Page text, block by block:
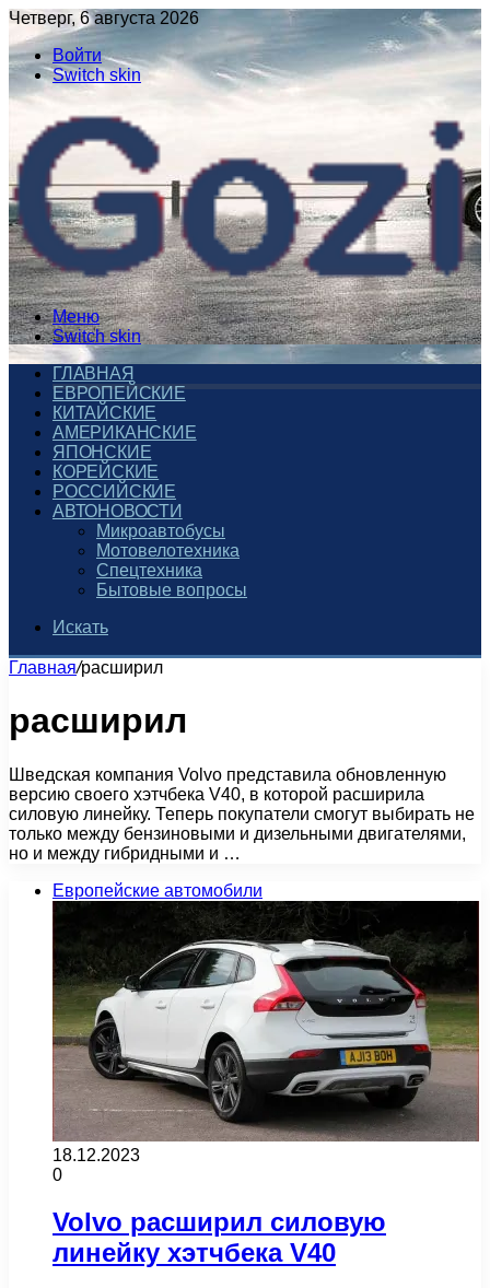
Четверг, 6 августа 2026
Войти
Switch skin
Меню
Switch skin
ГЛАВНАЯ
ЕВРОПЕЙСКИЕ
КИТАЙСКИЕ
АМЕРИКАНСКИЕ
ЯПОНСКИЕ
КОРЕЙСКИЕ
РОССИЙСКИЕ
АВТОНОВОСТИ
Микроавтобусы
Мотовелотехника
Спецтехника
Бытовые вопросы
Искать
Главная/расширил
расширил
Шведская компания Volvo представила обновленную
версию своего хэтчбека V40, в которой расширила
силовую линейку. Теперь покупатели смогут выбирать не
только между бензиновыми и дизельными двигателями,
но и между гибридными и …
Европейские автомобили
18.12.2023
0
Volvo расширил силовую
линейку хэтчбека V40